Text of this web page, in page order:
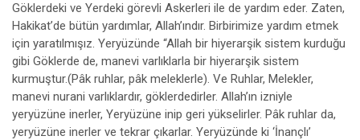
Göklerdeki ve Yerdeki görevli Askerleri ile de yardım eder. Zaten,
Hakikat’de bütün yardımlar, Allah’ındır. Birbirimize yardım etmek
için yaratılmışız. Yeryüzünde “Allah bir hiyerarşik sistem kurduğu
gibi Göklerde de, manevi varlıklarla bir hiyerarşik sistem
kurmuştur.(Pâk ruhlar, pâk meleklerle). Ve Ruhlar, Melekler,
manevi nurani varlıklardır, göklerdedirler. Allah’ın izniyle
yeryüzüne inerler, Yeryüzüne inip geri yükselirler. Pâk ruhlar da,
yeryüzüne inerler ve tekrar çıkarlar. Yeryüzünde ki ‘İnançlı’